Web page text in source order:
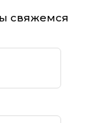
свяжемся